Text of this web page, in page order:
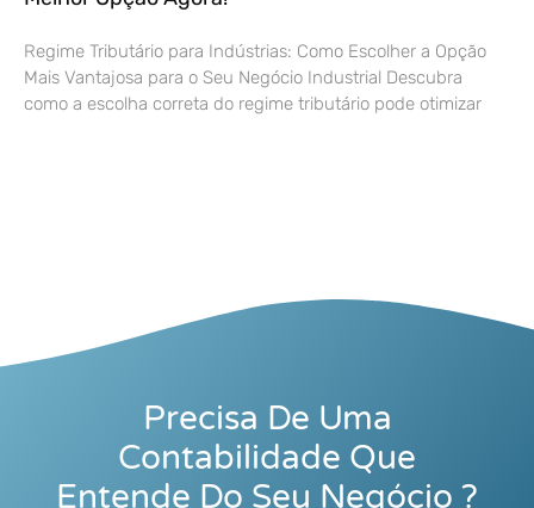
Regime Tributário para Indústrias: Como Escolher a Opção
Mais Vantajosa para o Seu Negócio Industrial Descubra
como a escolha correta do regime tributário pode otimizar
Precisa De Uma
Contabilidade Que
Entende Do Seu Negócio ?